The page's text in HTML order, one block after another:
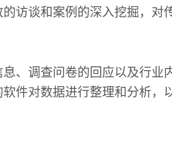
访谈和案例的深入挖掘，对
、调查问卷的回应以及行业
件对数据进行整理和分析，